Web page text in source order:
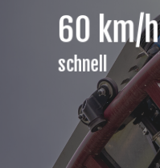
60 km/h
schnell